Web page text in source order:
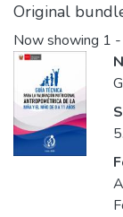
Original
Now showing 1